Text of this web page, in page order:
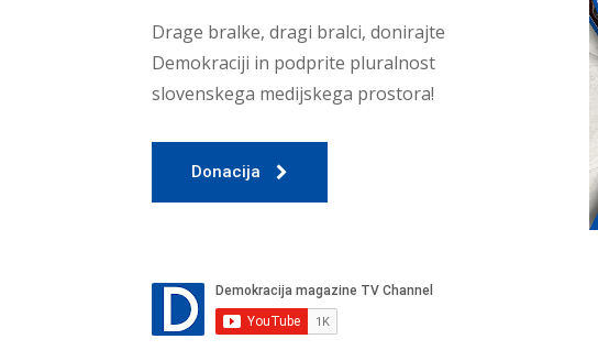
Drage bralke, dragi bralci, donirajte
Demokraciji in podprite pluralnost
slovenskega medijskega prostora!
Donacija